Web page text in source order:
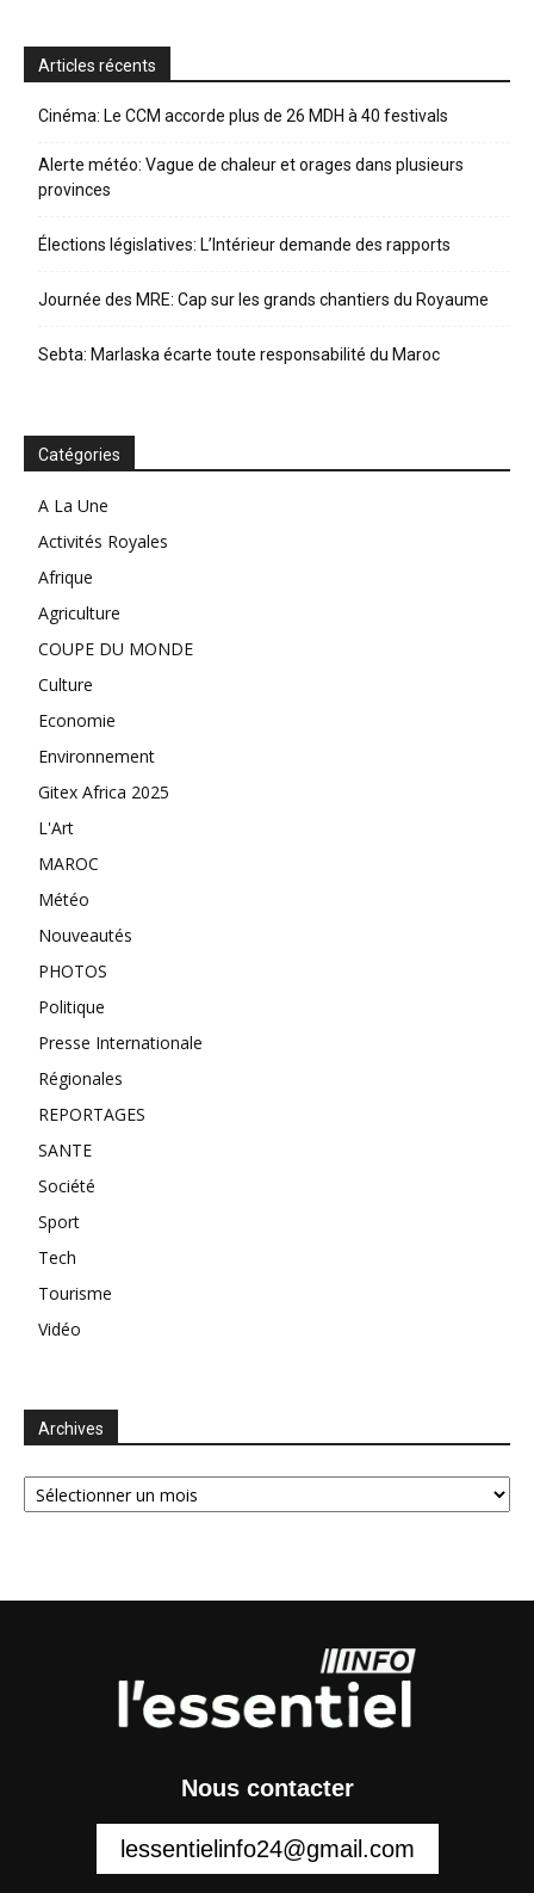
Articles récents
Cinéma: Le CCM accorde plus de 26 MDH à 40 festivals
Alerte météo: Vague de chaleur et orages dans plusieurs
provinces
Élections législatives: L’Intérieur demande des rapports
Journée des MRE: Cap sur les grands chantiers du Royaume
Sebta: Marlaska écarte toute responsabilité du Maroc
Catégories
A La Une
Activités Royales
Afrique
Agriculture
COUPE DU MONDE
Culture
Economie
Environnement
Gitex Africa 2025
L'Art
MAROC
Météo
Nouveautés
PHOTOS
Politique
Presse Internationale
Régionales
REPORTAGES
SANTE
Société
Sport
Tech
Tourisme
Vidéo
Archives
Archives
Nous contacter
lessentielinfo24@gmail.com